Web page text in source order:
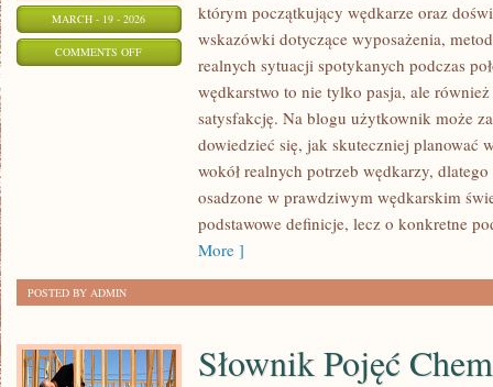
MARCH - 19 - 2026
COMMENTS OFFON
którym początkujący wędkarze oraz
wskazówki dotyczące wyposażenia,
realnych sytuacji spotykanych podczas
wędkarstwo to nie tylko pasja, ale
satysfakcję. Na blogu użytkownik może
dowiedzieć się, jak skuteczniej planować
wokół realnych potrzeb wędkarzy,
osadzone w prawdziwym wędkarskim
podstawowe definicje, lecz o konkretne
More ]
POSTED BY ADMIN
Słownik Pojęć